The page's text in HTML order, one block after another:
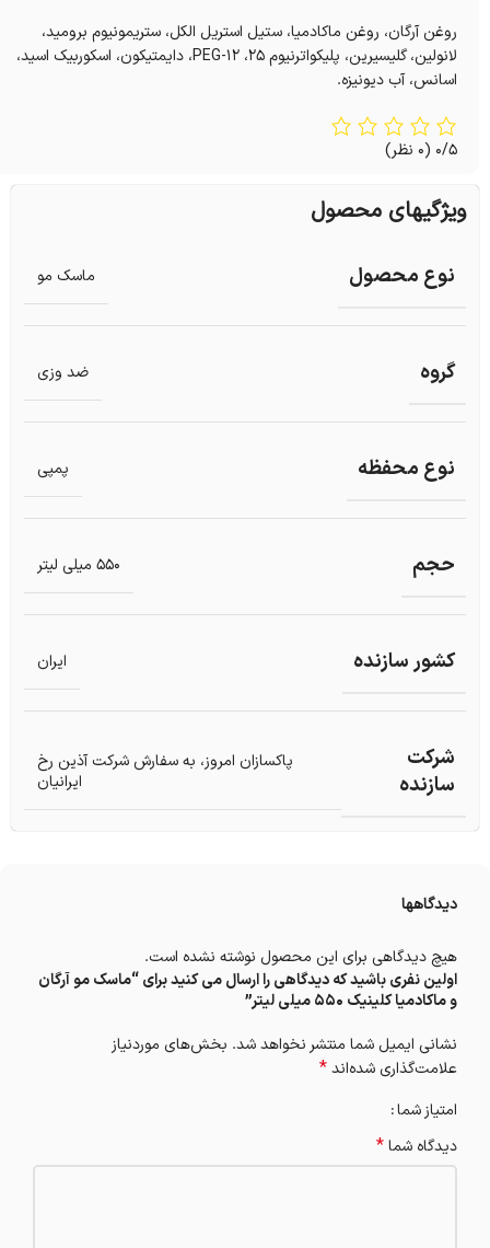
روغن آرگان، روغن ماکادمیا، ستیل استریل الکل، ستریمونیوم برومید،
لانولین، گلیسیرین، پلیکواترنیوم 25، PEG-12، دایمتیکون، اسکوربیک اسید،
اسانس، آب دیونیزه.
0/5 (0 نظر)
ویژگیهای محصول
نوع محصول ماسک مو
گروه ضد وزی
نوع محفظه پمپی
حجم 550 میلی لیتر
کشور سازنده ایران
شرکت
سازنده
پاکسازان امروز، به سفارش شرکت آذین رخ
ایرانیان
دیدگاهها
هیچ دیدگاهی برای این محصول نوشته نشده است.
اولین نفری باشید که دیدگاهی را ارسال می کنید برای “ماسک مو آرگان
و ماکادمیا کلینیک 550 میلی لیتر”
نشانی ایمیل شما منتشر نخواهد شد. بخش‌های موردنیاز
علامت‌گذاری شده‌اند*
امتیاز شما
دیدگاه شما*